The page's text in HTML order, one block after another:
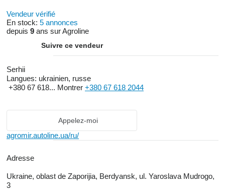
Vendeur vérifié
En stock: 5 annonces
depuis 9 ans sur Agroline
Suivre ce vendeur
Serhii
Langues: ukrainien, russe
+380 67 618... Montrer +380 67 618 2044
Appelez-moi
agromir.autoline.ua/ru/
Adresse
Ukraine, oblast de Zaporijia, Berdyansk, ul. Yaroslava Mudrogo,
3